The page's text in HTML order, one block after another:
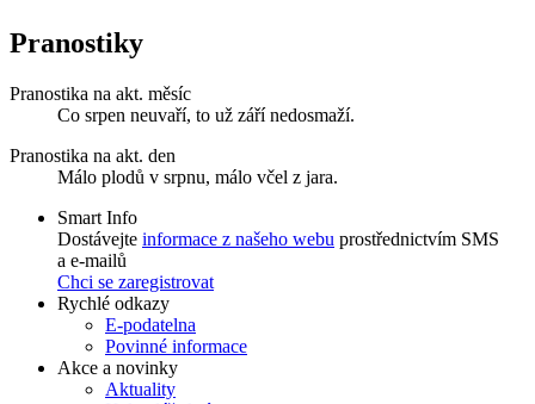
Pranostiky
Pranostika na akt. měsíc
Co srpen neuvaří, to už září nedosmaží.
Pranostika na akt. den
Málo plodů v srpnu, málo včel z jara.
Smart Info
Dostávejte informace z našeho webu prostřednictvím SMS
a e-mailů
Chci se zaregistrovat
Rychlé odkazy
E-podatelna
Povinné informace
Akce a novinky
Aktuality